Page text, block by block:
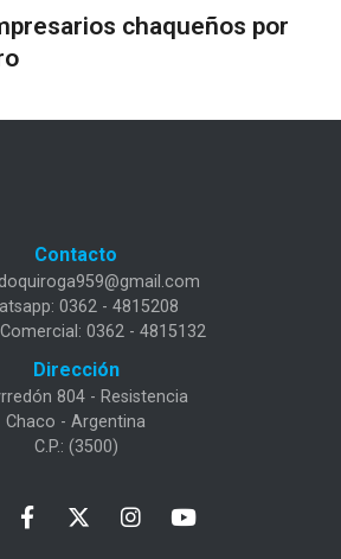
chaqueños por
Contacto
0362 - 4815208
0362 - 4815132
Dirección
804 - Resistencia
Chaco - Argentina
C.P.: (3500)